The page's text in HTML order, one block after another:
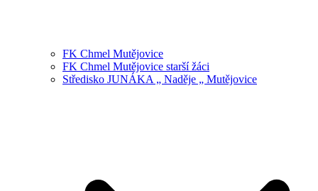
FK Chmel Mutějovice
FK Chmel Mutějovice starší žáci
Středisko JUNÁKA „ Naděje „ Mutějovice